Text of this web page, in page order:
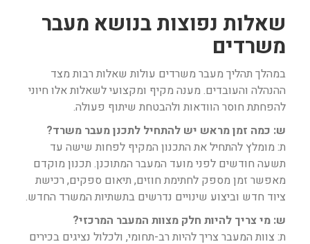
שאלות נפוצות בנושא מעבר
משרדים
במהלך תהליך מעבר משרדים עולות שאלות רבות מצד
ההנהלה והעובדים. מענה מקיף ומקצועי לשאלות אלו חיוני
להפחתת חוסר הוודאות ולהבטחת שיתוף פעולה.
ש: כמה זמן מראש יש להתחיל לתכנן מעבר משרד?
ת: מומלץ להתחיל את התכנון המקיף לפחות שישה עד
תשעה חודשים לפני מועד המעבר המתוכנן. תכנון מוקדם
מאפשר זמן מספק לחתימת חוזים, תיאום ספקים, רכישת
ציוד חדש וביצוע שינויים נדרשים בתשתיות המשרד החדש.
ש: מי צריך להיות חלק מצוות המעבר המרכזי?
ת: צוות המעבר צריך להיות רב-תחומי, ולכלול נציגים בכירים